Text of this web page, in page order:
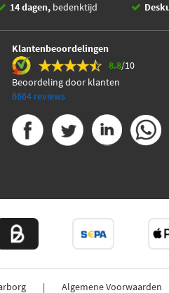
14 dagen, bedenktijd
Klantenbeoordelingen
8.8/10
Beoordeling door klanten
6664 reviews
Algemene Voorwaarden